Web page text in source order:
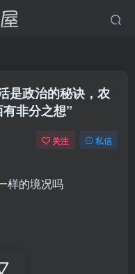
是政治的秘诀，农
非分之想”
关注 私信
样的境况吗